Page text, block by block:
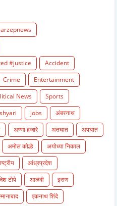
#justice
Accident
Crime
Entertainment
News
Sports
jobs
अंबरनाथ
अण्णा हजारे अतघात
अपघात
अमोल कोल्हे
अयोध्या निकाल
आंध्रप्रदेश
टोपे आळंदी
इराण
एकनाथ शिंदे